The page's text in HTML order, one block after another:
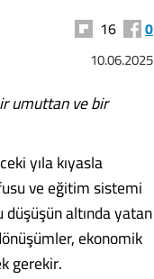
16 0
10.06.2025
umuttan ve bir
yıla kıyasla
ve eğitim sistemi
altında yatan
ekonomik
gerekir.